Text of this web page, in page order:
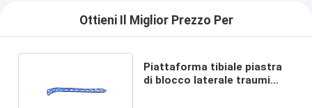
Ottieni Il Miglior Prezzo Per
Piattaforma tibiale piastra
di blocco laterale traumi